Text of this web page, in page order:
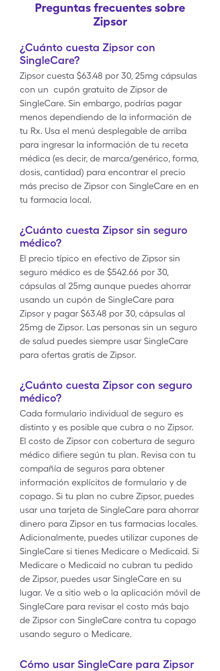
Preguntas frecuentes sobre
Zipsor
¿Cuánto cuesta Zipsor con
SingleCare?
Zipsor cuesta $63.48 por 30, 25mg cápsulas
con un cupón gratuito de Zipsor de
SingleCare. Sin embargo, podrías pagar
menos dependiendo de la información de
tu Rx. Usa el menú desplegable de arriba
para ingresar la información de tu receta
médica (es decir, de marca/genérico, forma,
dosis, cantidad) para encontrar el precio
más preciso de Zipsor con SingleCare en en
tu farmacia local.
¿Cuánto cuesta Zipsor sin seguro
médico?
El precio típico en efectivo de Zipsor sin
seguro médico es de $542.66 por 30,
cápsulas al 25mg aunque puedes ahorrar
usando un cupón de SingleCare para
Zipsor y pagar $63.48 por 30, cápsulas al
25mg de Zipsor. Las personas sin un seguro
de salud puedes siempre usar SingleCare
para ofertas gratis de Zipsor.
¿Cuánto cuesta Zipsor con seguro
médico?
Cada formulario individual de seguro es
distinto y es posible que cubra o no Zipsor.
El costo de Zipsor con cobertura de seguro
médico difiere según tu plan. Revisa con tu
compañía de seguros para obtener
información explícitos de formulario y de
copago. Si tu plan no cubre Zipsor, puedes
usar una tarjeta de SingleCare para ahorrar
dinero para Zipsor en tus farmacias locales.
Adicionalmente, puedes utilizar cupones de
SingleCare si tienes Medicare o Medicaid. Si
Medicare o Medicaid no cubran tu pedido
de Zipsor, puedes usar SingleCare en su
lugar. Ve a sitio web o la aplicación móvil de
SingleCare para revisar el costo más bajo
de Zipsor con SingleCare contra tu copago
usando seguro o Medicare.
Cómo usar SingleCare para Zipsor